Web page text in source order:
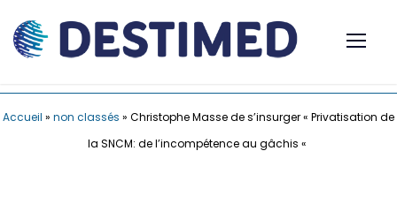
Accueil » non classés » Christophe Masse de s’insurger « Privatisation de
la SNCM: de l’incompétence au gâchis «